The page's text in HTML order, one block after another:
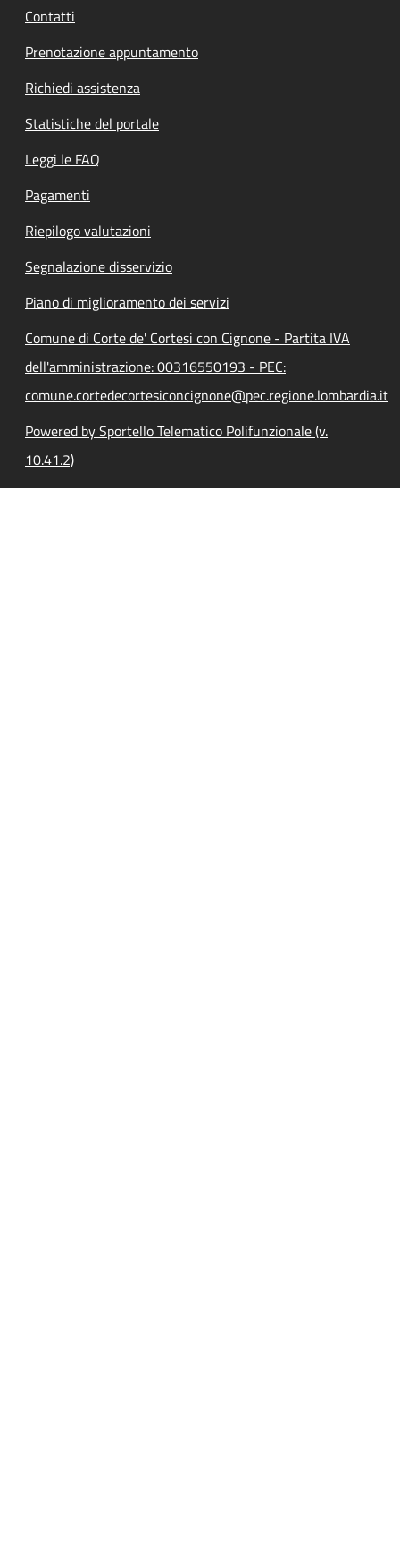
Contatti
Prenotazione appuntamento
Richiedi assistenza
Statistiche del portale
Leggi le FAQ
Pagamenti
Riepilogo valutazioni
Segnalazione disservizio
Piano di miglioramento dei servizi
Comune di Corte de' Cortesi con Cignone - Partita IVA
dell'amministrazione: 00316550193 - PEC:
comune.cortedecortesiconcignone@pec.regione.lombardia.it
Powered by Sportello Telematico Polifunzionale (v.
10.41.2)